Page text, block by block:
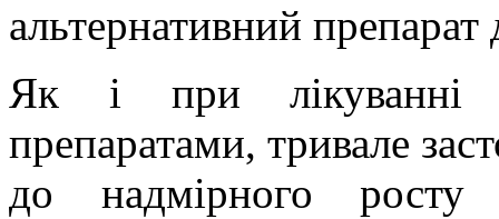
альтернативний
Як і при лікуванні
препаратами, тривале
до надмірного росту